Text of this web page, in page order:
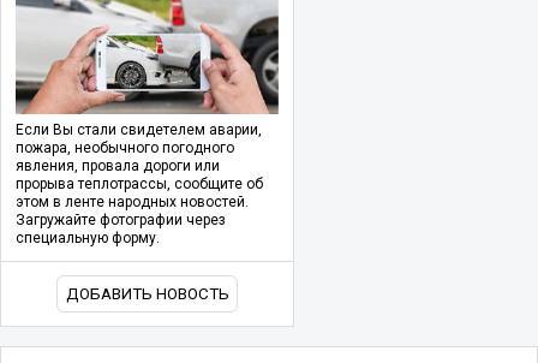
Если Вы стали свидетелем аварии,
пожара, необычного погодного
явления, провала дороги или
прорыва теплотрассы, сообщите об
этом в ленте народных новостей.
Загружайте фотографии через
специальную форму.
ДОБАВИТЬ НОВОСТЬ